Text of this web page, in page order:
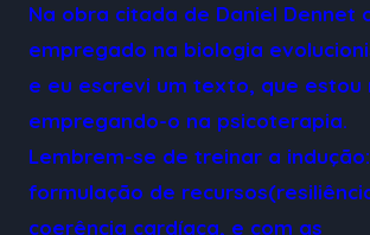
Na obra citada de Daniel Dennet
empregado na biologia
e eu escrevi um texto, que estou
empregando-o na psicoterapia.
Lembrem-se de treinar a
formulação de
coerência cardíaca, e com as